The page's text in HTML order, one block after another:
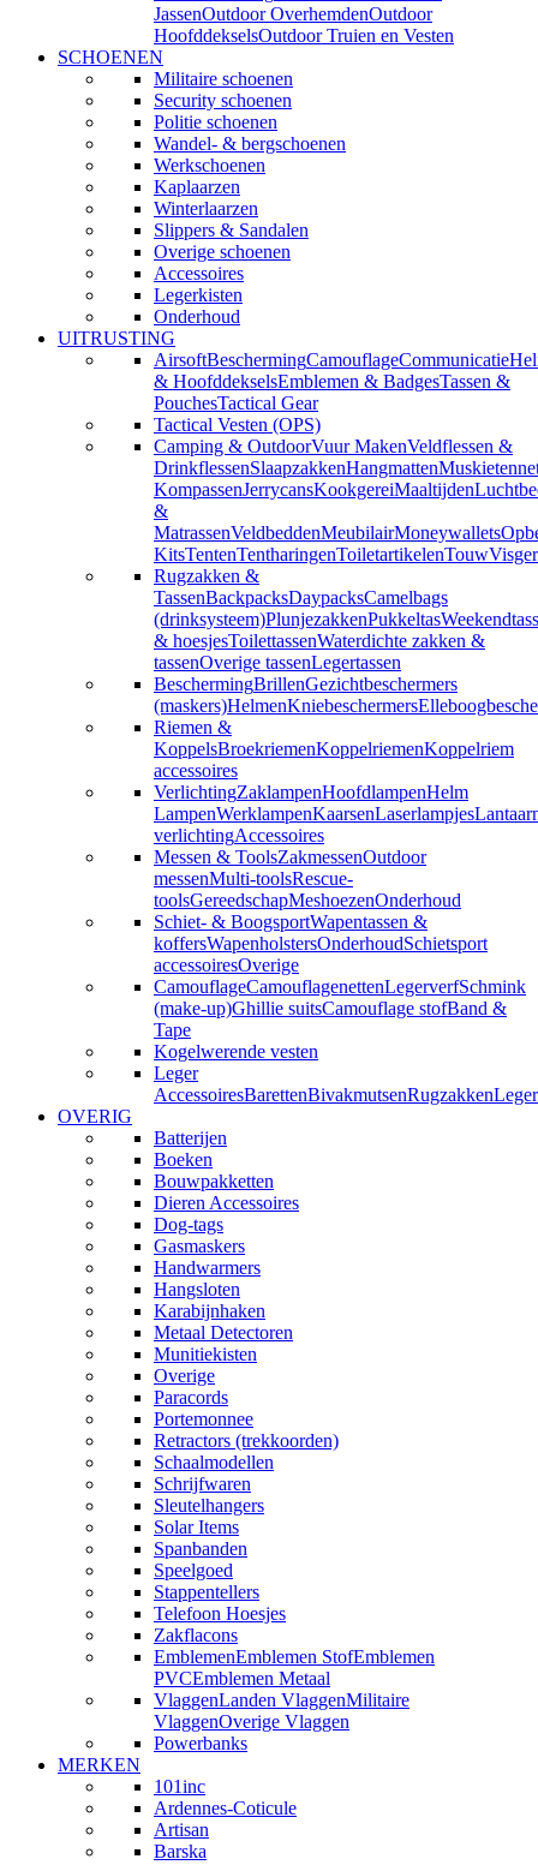
JassenOutdoor OverhemdenOutdoor
HoofddekselsOutdoor Truien en Vesten
SCHOENEN
Militaire schoenen
Security schoenen
Politie schoenen
Wandel- & bergschoenen
Werkschoenen
Kaplaarzen
Winterlaarzen
Slippers & Sandalen
Overige schoenen
Accessoires
Legerkisten
Onderhoud
UITRUSTING
AirsoftBeschermingCamouflageCommunicatie
& HoofddekselsEmblemen & BadgesTassen &
PouchesTactical Gear
Tactical Vesten (OPS)
Camping & OutdoorVuur MakenVeldflessen &
DrinkflessenSlaapzakkenHangmatten
KompassenJerrycansKookgereiMaaltijden
&
MatrassenVeldbeddenMeubilairMoneywallets
KitsTentenTentharingenToiletartikelenTouw
Rugzakken &
TassenBackpacksDaypacksCamelbags
(drinksysteem)PlunjezakkenPukkeltas
& hoesjesToilettassenWaterdichte zakken &
tassenOverige tassenLegertassen
BeschermingBrillenGezichtbeschermers
(maskers)HelmenKniebeschermers
Riemen &
KoppelsBroekriemenKoppelriemenKoppelriem
accessoires
VerlichtingZaklampenHoofdlampenHelm
LampenWerklampenKaarsenLaserlampjes
verlichtingAccessoires
Messen & ToolsZakmessenOutdoor
messenMulti-toolsRescue-
toolsGereedschapMeshoezenOnderhoud
Schiet- & BoogsportWapentassen &
koffersWapenholstersOnderhoudSchietsport
accessoiresOverige
CamouflageCamouflagenettenLegerverfSchmink
(make-up)Ghillie suitsCamouflage stofBand &
Tape
Kogelwerende vesten
Leger
AccessoiresBarettenBivakmutsenRugzakken
OVERIG
Batterijen
Boeken
Bouwpakketten
Dieren Accessoires
Dog-tags
Gasmaskers
Handwarmers
Hangsloten
Karabijnhaken
Metaal Detectoren
Munitiekisten
Overige
Paracords
Portemonnee
Retractors (trekkoorden)
Schaalmodellen
Schrijfwaren
Sleutelhangers
Solar Items
Spanbanden
Speelgoed
Stappentellers
Telefoon Hoesjes
Zakflacons
EmblemenEmblemen StofEmblemen
PVCEmblemen Metaal
VlaggenLanden VlaggenMilitaire
VlaggenOverige Vlaggen
Powerbanks
MERKEN
101inc
Ardennes-Coticule
Artisan
Barska